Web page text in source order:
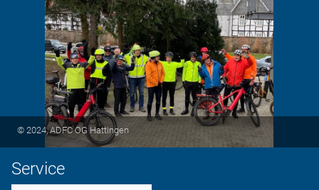
© 2024, ADFC OG Hattingen
Service